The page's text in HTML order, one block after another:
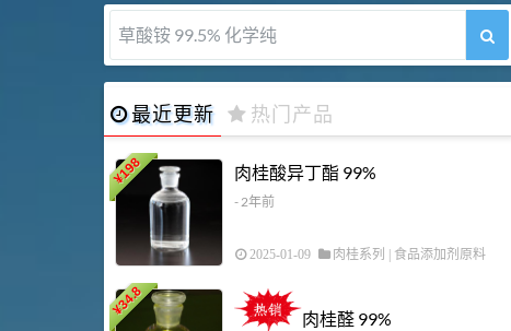
5-甲氧基吲哚 98%
最近更新 热门产品
¥
198 肉桂酸异丁酯 99%
- 2年前
2025-01-09 肉桂系列 食品添加剂原料
¥
34.8
肉桂醛 99%